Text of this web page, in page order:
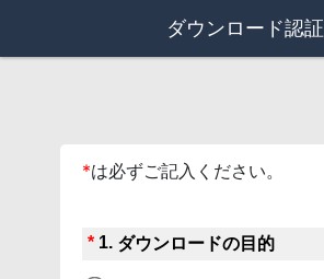
ダウンロード認証
*は必ずご記入ください。
* 1. ダウンロードの目的